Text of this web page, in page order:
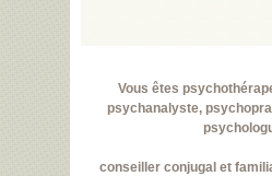
Vous êtes
psychanalyste,
conseiller conjugal et